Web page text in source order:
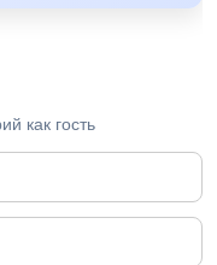
как гость